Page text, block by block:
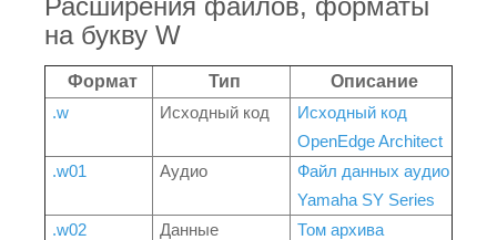
Расширения файлов, форматы
на букву W
Формат Тип
Описание
.w
Исходный код
Исходный код
OpenEdge Architect
.w01
Аудио
Файл данных аудио
Yamaha SY Series
.w02
Данные
Том архива